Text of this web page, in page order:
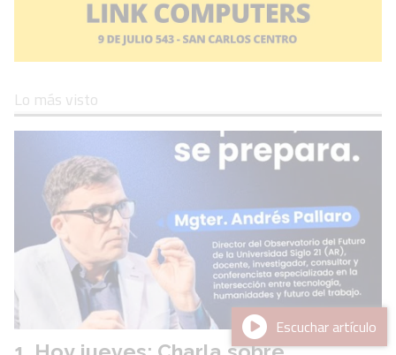
Lo más visto
Escuchar artículo